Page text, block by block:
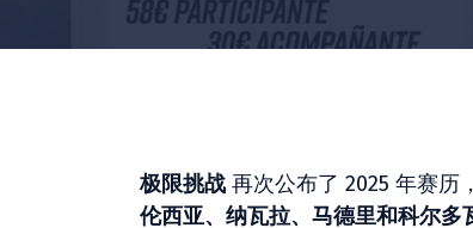
极限挑战 再次公布了 2025 年赛历
伦西亚、纳瓦拉、马德里和科尔多